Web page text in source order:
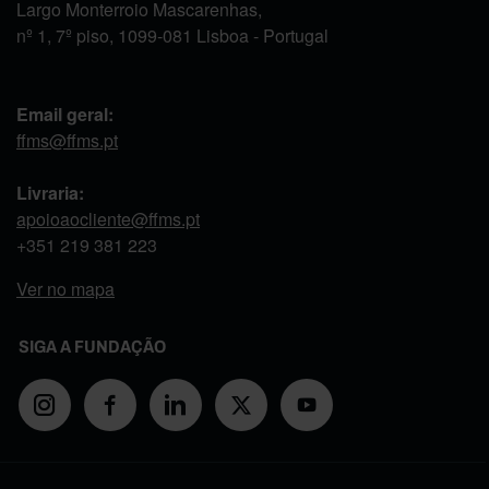
Largo Monterroio Mascarenhas,
nº 1, 7º piso, 1099-081 Lisboa - Portugal
Email geral:
ffms@ffms.pt
Livraria:
apoioaocliente@ffms.pt
+351 219 381 223
Ver no mapa
SIGA A FUNDAÇÃO